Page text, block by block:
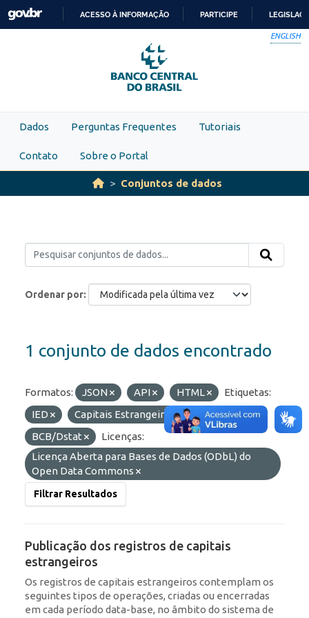
Skip to main content
PARA
O
CONTEÚDO
ACESSO À INFORMAÇÃO PARTICIPE
ENGLISH
Dados Perguntas Frequentes Tutoriais
Contato Sobre o Portal
Conjuntos de dados
Ordenar por
1 conjunto de dados encontrado
Formatos: JSON API HTML
Etiquetas:
IED
Capitais Estrangeiros
Organizações:
BCB/Dstat
Licenças:
Licença Aberta para Bases de Dados (ODbL) do
Open Data Commons
Filtrar Resultados
Publicação dos registros de capitais
estrangeiros
Os registros de capitais estrangeiros contemplam os
seguintes tipos de operações, criadas ou encerradas
em cada período data-base, no âmbito do sistema de